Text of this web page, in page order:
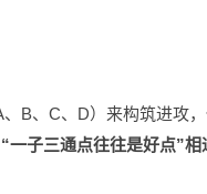
、B、C、D）来构筑进攻
一子三通点往往是好点”相